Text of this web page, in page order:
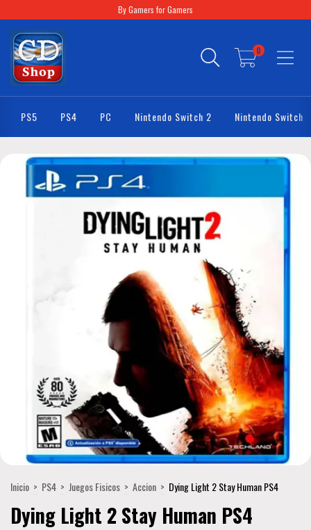
By Gamers for Gamers
0
PS5 PS4 PC Nintendo Switch 2 Nintendo Switch
Inicio > PS4 > Juegos Fisicos > Accion > Dying Light 2 Stay Human PS4
Dying Light 2 Stay Human PS4